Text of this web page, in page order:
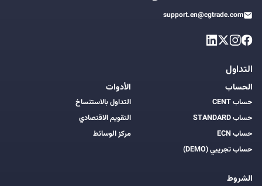
support.en@cgtrade.com
التداول
الحساب
حساب CENT
حساب STANDARD
حساب ECN
حساب تجريبي (DEMO)
الشروط
الأدوات
التداول بالاستنساخ
التقويم الاقتصادي
مركز الوسائط